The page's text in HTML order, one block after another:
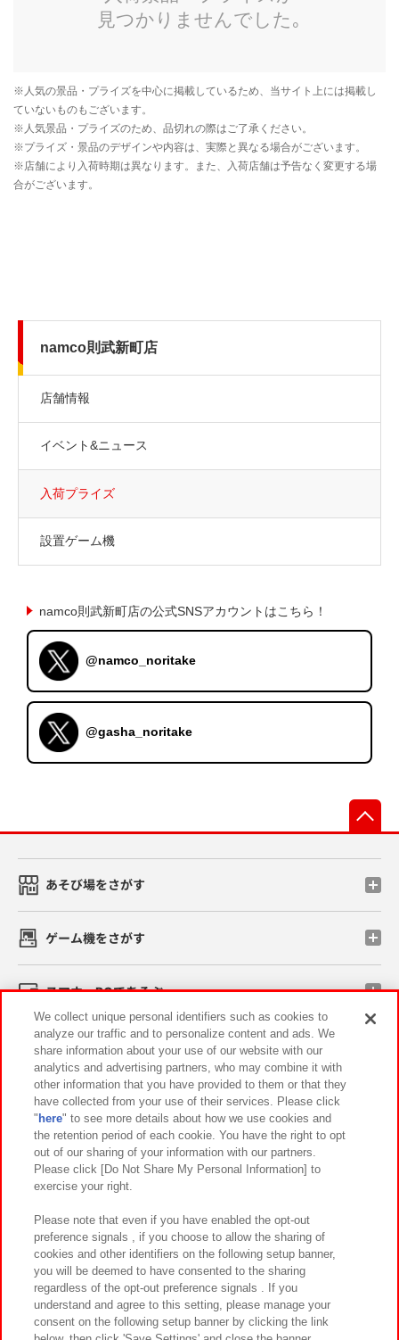
namco則武新町店
店舗情報
イベント&ニュース
入荷プライズ
設置ゲーム機
namco則武新町店の公式SNSアカウントはこちら！
@namco_noritake
@gasha_noritake
あそび場をさがす
ゲーム機をさがす
スマホ・PCであそぶ
イベント・キャンペーン
関連会社 サステナビリティ サイトポリシー
プライバシーポリシー ウェブアクセシビリティ方針と検証結果
お取引先さまとともに
カスタマーハラスメント対応方針 よくあるご質問・お問い合わせ
We collect unique personal identifiers such as cookies to
analyze our traffic and to personalize content and ads. We
share information about your use of our website with our
analytics and advertising partners, who may combine it with
other information that you have provided to them or that they
have collected from your use of their services. Please click
" here" to see more details about how we use cookies and
the retention period of each cookie. You have the right to opt
out of our sharing of your information with our partners.
Please click [Do Not Share My Personal Information] to
exercise your right.
Please note that even if you have enabled the opt-out
preference signals , if you choose to allow the sharing of
cookies and other identifiers on the following setup banner,
you will be deemed to have consented to the sharing
regardless of the opt-out preference signals . If you
understand and agree to this setting, please manage your
consent on the following setup banner by clicking the link